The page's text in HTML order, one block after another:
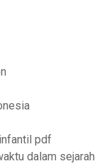
pdf
dalam sejarah